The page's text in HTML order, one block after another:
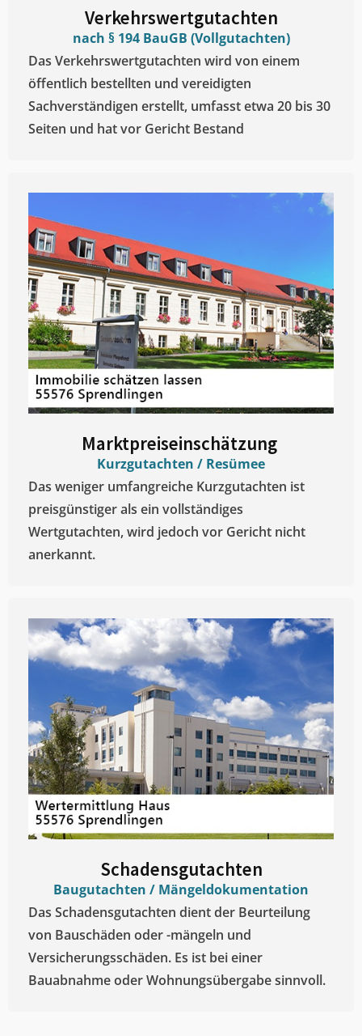
Verkehrswertgutachten
nach § 194 BauGB (Vollgutachten)
Das Verkehrswertgutachten wird von einem
öffentlich bestellten und vereidigten
Sachverständigen erstellt, umfasst etwa 20 bis 30
Seiten und hat vor Gericht Bestand
Marktpreiseinschätzung ​
Kurzgutachten / Resümee
Das weniger umfangreiche Kurzgutachten ist
preisgünstiger als ein vollständiges
Wertgutachten, wird jedoch vor Gericht nicht
anerkannt.
Schadensgutachten
Baugutachten / Mängeldokumentation
Das Schadensgutachten dient der Beurteilung
von Bauschäden oder -mängeln und
Versicherungsschäden. Es ist bei einer
Bauabnahme oder Wohnungsübergabe sinnvoll.